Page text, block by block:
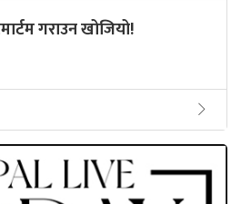
गराउन खोजियो!